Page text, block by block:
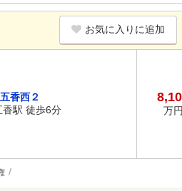
お気に入りに追加
香西２
駅 徒歩6分
万円